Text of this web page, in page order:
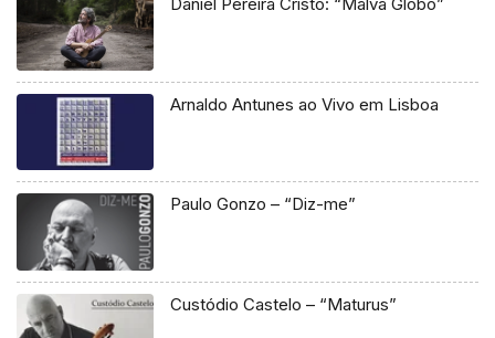
Arnaldo Antunes ao Vivo em Lisboa
Paulo Gonzo – “Diz-me”
Custódio Castelo – “Maturus”